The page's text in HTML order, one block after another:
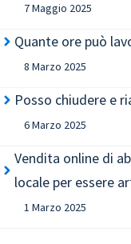
7 Maggio 2025
Quante ore può
8 Marzo 2025
Posso chiudere e
6 Marzo 2025
Vendita online di
locale per essere
1 Marzo 2025